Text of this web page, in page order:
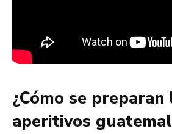
¿Cómo se preparan
aperitivos